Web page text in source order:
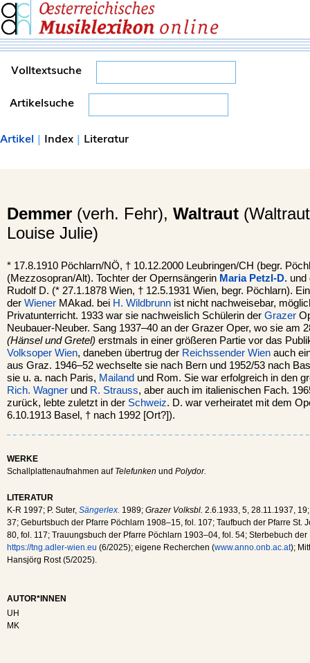
Volltextsuche
Artikelsuche
Artikel | Index | Literatur
Demmer (verh. Fehr), Waltraut
Louise Julie)
* 17.8.1910 Pöchlarn/NÖ, † 10.12.2000 Leubringen/CH (begr.
(Mezzosopran/Alt). Tochter der Opernsängerin Maria Petzl-D. und
Rudolf D. (* 27.1.1878 Wien, † 12.5.1931 Wien, begr. Pöchlarn).
der Wiener MAkad. bei H. Wildbrunn ist nicht nachweisebar,
Privatunterricht. 1933 war sie nachweislich Schülerin der Grazer
Neubauer-Neuber. Sang 1937–40 an der Grazer Oper, wo sie am
(Hänsel und Gretel) erstmals in einer größeren Partie vor das
Volksoper Wien, daneben übertrug der Reichssender Wien auch
aus Graz. 1946–52 wechselte sie nach Bern und 1952/53 nach
sie u. a. nach Paris, Mailand und Rom. Sie war erfolgreich in den
Rich. Wagner und R. Strauss, aber auch im italienischen Fach.
zurück, lebte zuletzt in der Schweiz. D. war verheiratet mit dem
6.10.1913 Basel, † nach 1992 [Ort?]).
WERKE
Schallplattenaufnahmen auf Telefunken und Polydor.
LITERATUR
K-R 1997; P. Suter, Sängerlex. 1989; Grazer Volksbl. 2.6.1933, 5, 28.11.1937,
37; Geburtsbuch der Pfarre Pöchlarn 1908–15, fol. 107; Taufbuch der Pfarre St.
80, fol. 117; Trauungsbuch der Pfarre Pöchlarn 1903–04, fol. 54; Sterbebuch
https://tng.adler-wien.eu (6/2025); eigene Recherchen (www.anno.onb.ac.at);
Hansjörg Rost (5/2025).
AUTOR*INNEN
UH
MK